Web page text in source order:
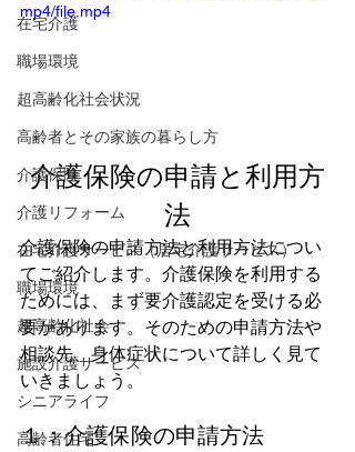
在宅介護
職場環境
超高齢化社会状況
高齢者とその家族の暮らし方
介護保険
介護リフォーム
在宅介護サービス（居宅介護サービス）
職場環境
超高齢化社会
施設介護サービス
シニアライフ
高齢者住宅
mp4/file.mp4
介護保険の申請と利用方
法
介護保険の申請方法と利用方法につい
てご紹介します。介護保険を利用する
ためには、まず要介護認定を受ける必
要があります。そのための申請方法や
相談先、身体症状について詳しく見て
いきましょう。
１：介護保険の申請方法